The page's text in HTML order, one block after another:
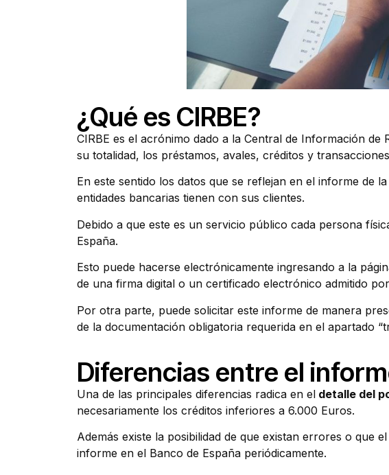
¿Qué es CIRBE?
CIRBE es el acrónimo dado a la Central de Información
su totalidad, los préstamos, avales, créditos y
En este sentido los datos que se reflejan en el informe de
entidades bancarias tienen con sus clientes.
Debido a que este es un servicio público cada persona
España.
Esto puede hacerse electrónicamente ingresando a la
de una firma digital o un certificado electrónico admitido
Por otra parte, puede solicitar este informe de manera
de la documentación obligatoria requerida en el apartado
Diferencias entre el
Una de las principales diferencias radica en el detalle del
necesariamente los créditos inferiores a 6.000 Euros.
Además existe la posibilidad de que existan errores o que
informe en el Banco de España periódicamente.